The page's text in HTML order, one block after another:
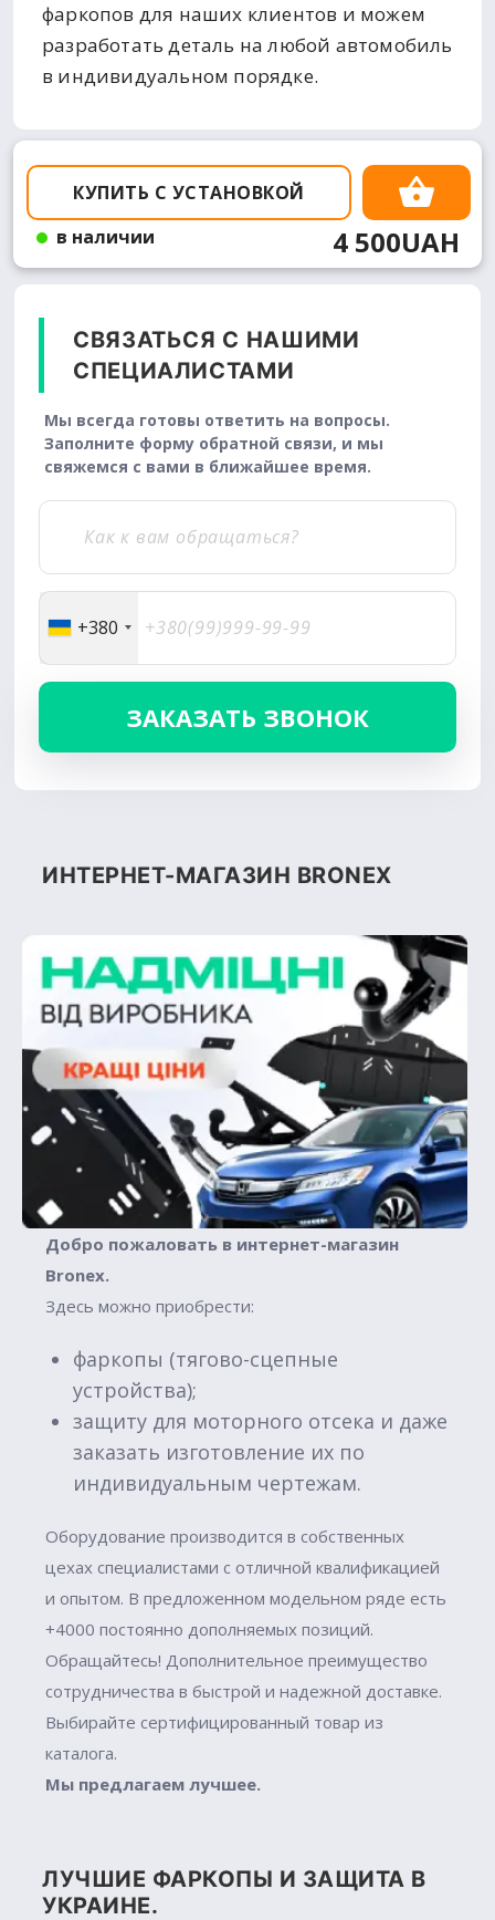
фаркопов для наших клиентов и можем
разработать деталь на любой автомобиль
в индивидуальном порядке.
КУПИТЬ С УСТАНОВКОЙ
в наличии
4 500UAH
СВЯЗАТЬСЯ С НАШИМИ
СПЕЦИАЛИСТАМИ
Мы всегда готовы ответить на вопросы.
Заполните форму обратной связи, и мы
свяжемся с вами в ближайшее время.
+380
ИНТЕРНЕТ-МАГАЗИН BRONEX
Добро пожаловать в интернет-магазин
Вronex.
Здесь можно приобрести:
фаркопы (тягово-сцепные
устройства);
защиту для моторного отсека и даже
заказать изготовление их по
индивидуальным чертежам.
Оборудование производится в собственных
цехах специалистами с отличной квалификацией
и опытом. В предложенном модельном ряде есть
+4000 постоянно дополняемых позиций.
Обращайтесь! Дополнительное преимущество
сотрудничества в быстрой и надежной доставке.
Выбирайте сертифицированный товар из
каталога.
Мы предлагаем лучшее.
ЛУЧШИЕ ФАРКОПЫ И ЗАЩИТА В
УКРАИНЕ.